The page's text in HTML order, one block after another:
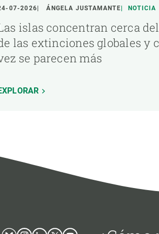
07-2026 ÁNGELA JUSTAMANTE NOTICIA
islas concentran cerca del
las extinciones globales y
se parecen más
BlueskyInstagram
LinkedinTwitterYoutube